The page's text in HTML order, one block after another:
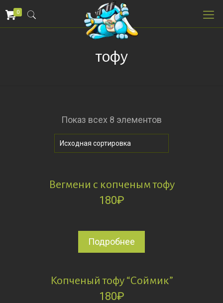
0
тофу
Показ всех 8 элементов
Вегмени с копченым тофу
180₽
Подробнее
Копченый тофу “Соймик”
180₽